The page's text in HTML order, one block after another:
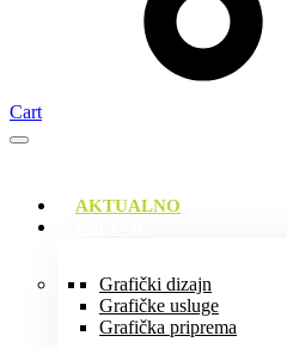
Cart
AKTUALNO
Grafički dizajn
Grafičke usluge
Grafička priprema